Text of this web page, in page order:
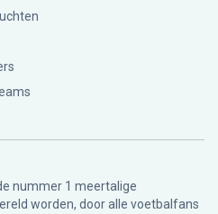
nummer 1 meertalige
worden, door alle voetbalfans